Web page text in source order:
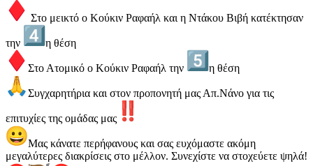
Στο μεικτό ο Κούκιν Ραφαήλ και η Ντάκου Βιβή κατέκτησαν
την η θέση
Στο Ατομικό ο Κούκιν Ραφαήλ την η θέση
Συγχαρητήρια και στον προπονητή μας Απ.Νάνο για τις
επιτυχίες της ομάδας μας
Μας κάνατε περήφανους και σας ευχόμαστε ακόμη
μεγαλύτερες διακρίσεις στο μέλλον. Συνεχίστε να στοχεύετε ψηλά!